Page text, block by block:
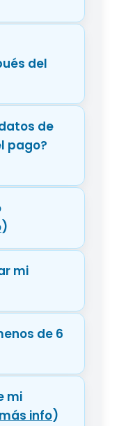
del
de
pago?
)
mi
de 6
mi
más info)